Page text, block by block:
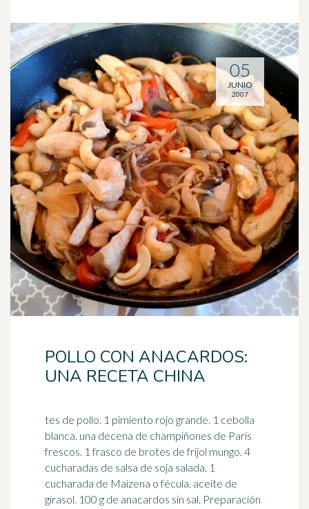
POLLO CON ANACARDOS:
UNA RECETA CHINA
tes de pollo. 1 pimiento rojo grande. 1 cebolla
blanca. una decena de champiñones de París
frescos. 1 frasco de brotes de frijol mungo. 4
cucharadas de salsa de soja salada. 1
cucharada de Maizena o fécula. aceite de
girasol. 100 g de anacardos sin sal. Preparación
05
JUNIO
2007